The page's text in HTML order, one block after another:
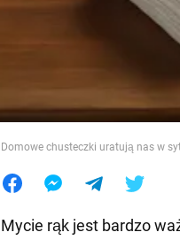
Domowe chusteczki uratują nas w
Mycie rąk jest bardzo